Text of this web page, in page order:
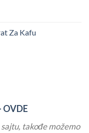
Za Kafu
OVDE
takođe možemo